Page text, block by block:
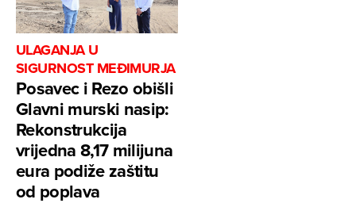
ULAGANJA U
SIGURNOST MEĐIMURJA
Posavec i Rezo obišli
Glavni murski nasip:
Rekonstrukcija
vrijedna 8,17 milijuna
eura podiže zaštitu
od poplava